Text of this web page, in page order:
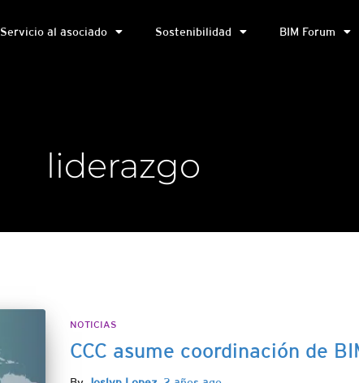
Servicio al asociado Sostenibilidad BIM Forum
liderazgo
NOTICIAS
CCC asume coordinación de